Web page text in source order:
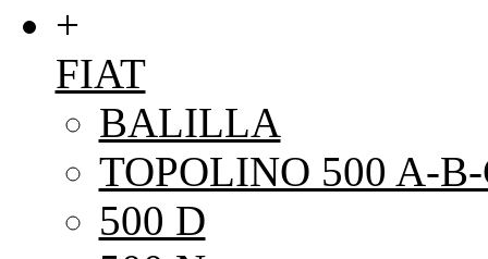
+
FIAT
BALILLA
TOPOLINO 500 A-
500 D